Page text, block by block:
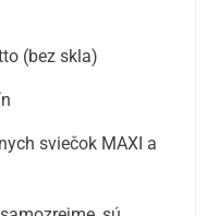
(bez skla)
sviečok MAXI a